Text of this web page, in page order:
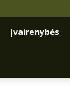
Įvairenybės